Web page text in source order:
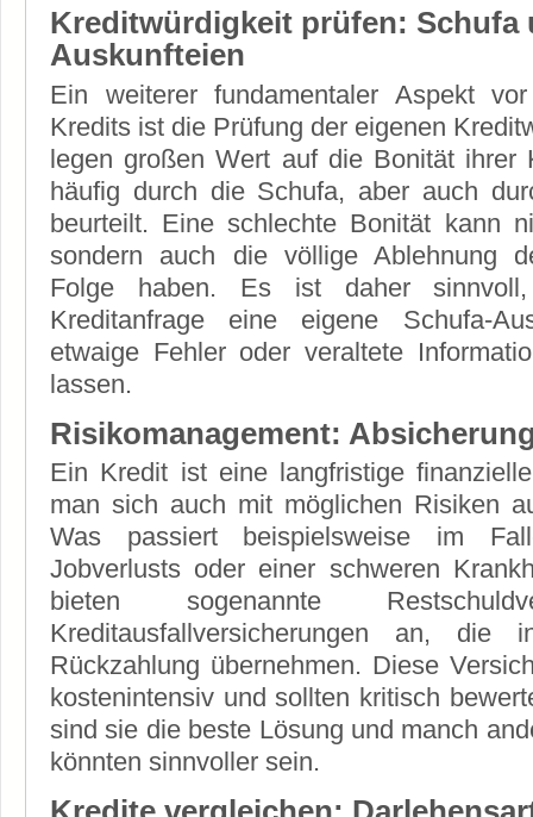
Kreditwürdigkeit prüfen: Schufa
Auskunfteien
Ein weiterer fundamentaler Aspekt
Kredits ist die Prüfung der eigenen
legen großen Wert auf die Bonität ihrer
häufig durch die Schufa, aber auch
beurteilt. Eine schlechte Bonität kann
sondern auch die völlige Ablehnung
Folge haben. Es ist daher
Kreditanfrage eine eigene Schufa-
etwaige Fehler oder veraltete
lassen.
Risikomanagement:
Ein Kredit ist eine langfristige
man sich auch mit möglichen Risiken
Was passiert beispielsweise im
Jobverlusts oder einer schweren
bieten sogenannte
Kreditausfallversicherungen an,
Rückzahlung übernehmen. Diese
kostenintensiv und sollten kritisch
sind sie die beste Lösung und manch
könnten sinnvoller sein.